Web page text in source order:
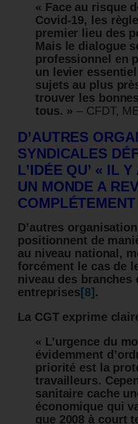
« Face au risque
Covid-19, les
premier lieu des
Mais le dialogue
professionnel en
un levier
sujets au plus
trouver les
tous. »– CFDT,
D’AUTRES
SYNDICALES
L’IDÉE QU’ « IL
UN MONDE A
COMPLÉTEMENT
D’autres
positionnent de
au niveau national,
forcément le cas de
niveau des branches
entreprises [8] .
La CGT exprime
« L’urgence du
évidemment
priorité est la
travailleurs.
sanitaire cache
économique qui
que 2008 à court